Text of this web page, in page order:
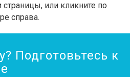
страницы, или кликните по
справа.
Подготовьтесь к